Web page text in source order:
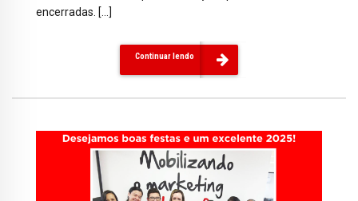
encerradas. […]
Continuar lendo